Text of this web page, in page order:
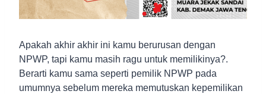
Apakah akhir akhir ini kamu berurusan dengan
NPWP, tapi kamu masih ragu untuk memilikinya?.
Berarti kamu sama seperti pemilik NPWP pada
umumnya sebelum mereka memutuskan kepemilikan